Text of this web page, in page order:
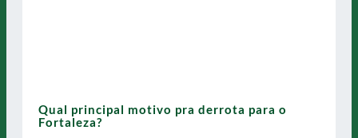
Qual principal motivo pra derrota para o
Fortaleza?